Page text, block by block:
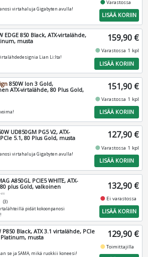
virtahaluja Gigabyten avulla!
fiber_manual_recordVarastossa
LISÄÄ KORIIN
EDGE 850 Black, ATX-virtalähde,
musta
Lian Li:lta!
159,90 €
fiber_manual_recordVarastossa 1 kpl
LISÄÄ KORIIN
850W Ion 3 Gold,
ATX-virtalähde, 80 Plus Gold,
151,90 €
fiber_manual_recordVarastossa 1 kpl
LISÄÄ KORIIN
UD850GM PG5 V2, ATX-
5.1, 80 Plus Gold, musta
virtahaluja Gigabyten avulla!
127,90 €
fiber_manual_recordVarastossa 1 kpl
LISÄÄ KORIIN
A850GL PCIE5 WHITE, ATX-
plus Gold, valkoinen
(3)
pidät kokoonpanosi
132,90 €
fiber_manual_record Ei varastossa
LISÄÄ KORIIN
P850 Black, ATX 3.1 virtalähde, PCIe
Platinum, musta
se ja SAMA, mikä ruokkii koneesi!
129,90 €
fiber_manual_recordToimittajilla